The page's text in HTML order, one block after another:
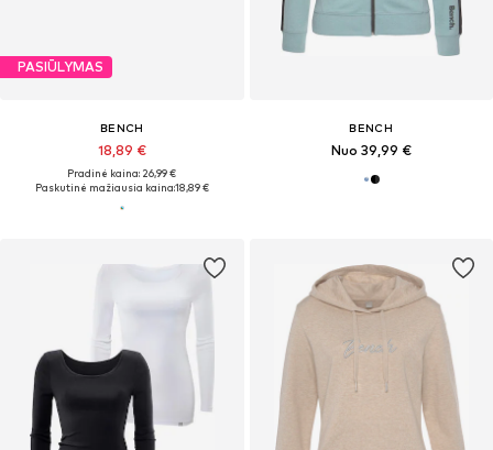
PASIŪLYMAS
BENCH
18,89 €
Pradinė kaina: 26,99 €
Paskutinė mažiausia kaina:18,89 €
BENCH
Nuo 39,99 €